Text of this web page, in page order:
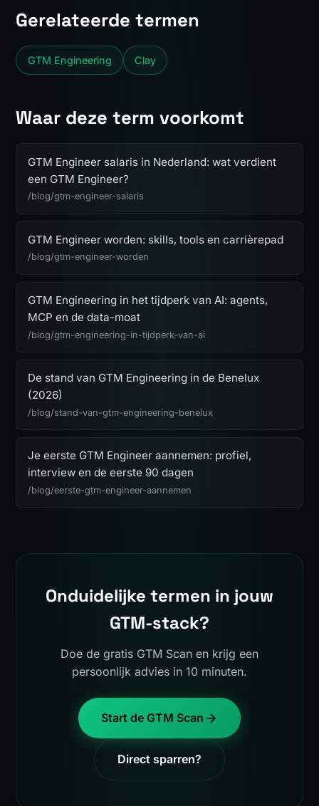
Gerelateerde termen
GTM Engineering Clay
Waar deze term voorkomt
GTM Engineer salaris in Nederland: wat verdient
een GTM Engineer?
/blog/gtm-engineer-salaris
GTM Engineer worden: skills, tools en carrièrepad
/blog/gtm-engineer-worden
GTM Engineering in het tijdperk van AI: agents,
MCP en de data-moat
/blog/gtm-engineering-in-tijdperk-van-ai
De stand van GTM Engineering in de Benelux
(2026)
/blog/stand-van-gtm-engineering-benelux
Je eerste GTM Engineer aannemen: profiel,
interview en de eerste 90 dagen
/blog/eerste-gtm-engineer-aannemen
Onduidelijke termen in jouw
GTM-stack?
Doe de gratis GTM Scan en krijg een
persoonlijk advies in 10 minuten.
Start de GTM Scan
Direct sparren?